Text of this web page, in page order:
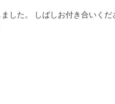
した。 しばしお付き合いく